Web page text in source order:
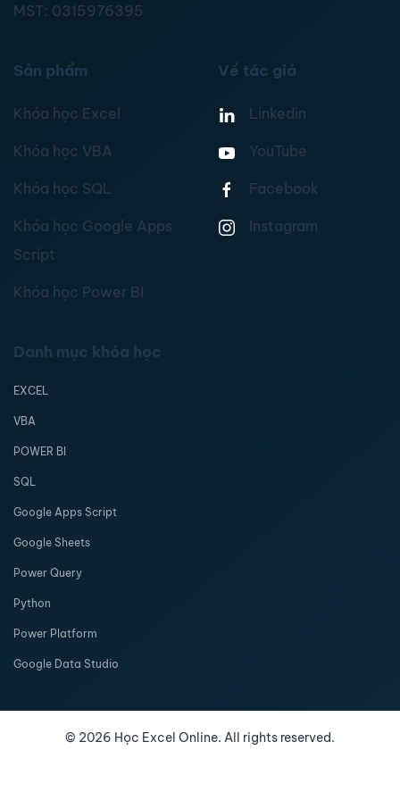
MST: 0315976395
Sản phẩm
Khóa học Excel
Khóa học VBA
Khóa học SQL
Khóa học Google Apps
Script
Khóa học Power BI
Về tác giả
Linkedin
YouTube
Facebook
Instagram
Danh mục khóa học
EXCEL
VBA
POWER BI
SQL
Google Apps Script
Google Sheets
Power Query
Python
Power Platform
Google Data Studio
© 2026 Học Excel Online. All rights reserved.